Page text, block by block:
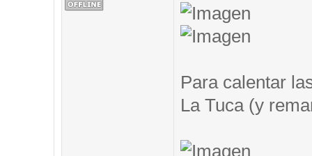
Para calentar
La Tuca (y